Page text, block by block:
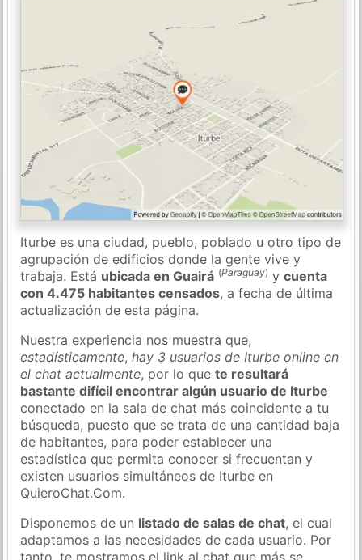
Iturbe es una ciudad, pueblo, poblado u otro tipo de
agrupación de edificios donde la gente vive y
trabaja. Está ubicada en Guairá (Paraguay) ycuenta
con 4.475 habitantes censados, a fecha de última
actualización de esta página.
Nuestra experiencia nos muestra que,
estadísticamente,hay 3 usuarios de Iturbe online en
el chat actualmente, por lo quete resultará
bastante difícil encontrar algún usuario de Iturbe
conectado en la sala de chat más coincidente a tu
búsqueda, puesto que se trata de una cantidad baja
de habitantes, para poder establecer una
estadística que permita conocer si frecuentan y
existen usuarios simultáneos de Iturbe en
QuieroChat.Com.
Disponemos de un listado de salas de chat, el cual
adaptamos a las necesidades de cada usuario. Por
tanto, te mostramos el link al chat que más se